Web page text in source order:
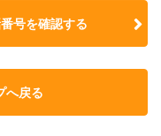
号を確認する
へ戻る